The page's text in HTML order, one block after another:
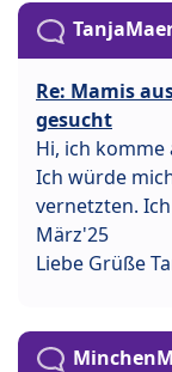
Re: Mamis
gesucht
Hi, ich
Ich würde
vernetzten.
März'25
Liebe Grüße